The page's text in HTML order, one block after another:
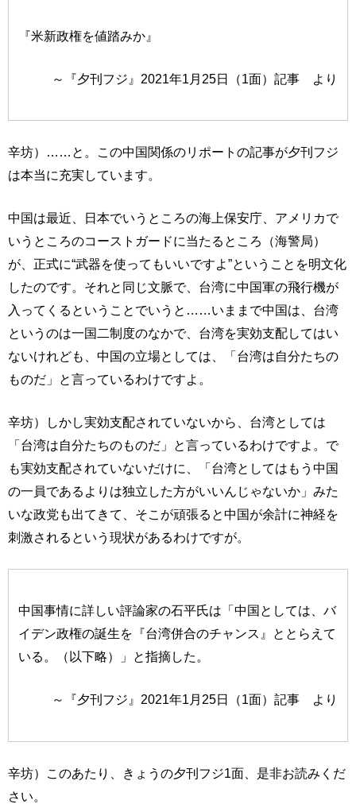
『米新政権を値踏みか』
～『夕刊フジ』2021年1月25日（1面）記事 より
辛坊）……と。この中国関係のリポートの記事が夕刊フジ
は本当に充実しています。
中国は最近、日本でいうところの海上保安庁、アメリカで
いうところのコーストガードに当たるところ（海警局）
が、正式に“武器を使ってもいいですよ”ということを明文化
したのです。それと同じ文脈で、台湾に中国軍の飛行機が
入ってくるということでいうと……いままで中国は、台湾
というのは一国二制度のなかで、台湾を実効支配してはい
ないけれども、中国の立場としては、「台湾は自分たちの
ものだ」と言っているわけですよ。
辛坊）しかし実効支配されていないから、台湾としては
「台湾は自分たちのものだ」と言っているわけですよ。で
も実効支配されていないだけに、「台湾としてはもう中国
の一員であるよりは独立した方がいいんじゃないか」みた
いな政党も出てきて、そこが頑張ると中国が余計に神経を
刺激されるという現状があるわけですが。
中国事情に詳しい評論家の石平氏は「中国としては、バ
イデン政権の誕生を『台湾併合のチャンス』ととらえて
いる。（以下略）」と指摘した。
～『夕刊フジ』2021年1月25日（1面）記事 より
辛坊）このあたり、きょうの夕刊フジ1面、是非お読みくだ
さい。